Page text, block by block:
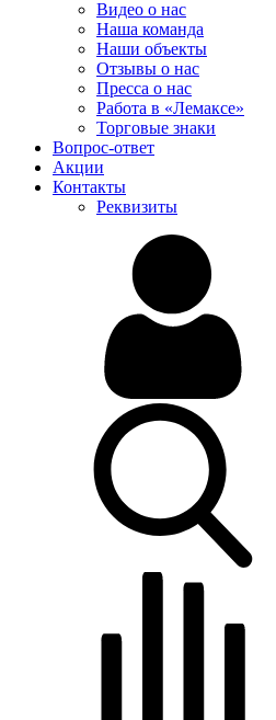
Видео о нас
Наша команда
Наши объекты
Отзывы о нас
Пресса о нас
Работа в «Лемаксе»
Торговые знаки
Вопрос-ответ
Акции
Контакты
Реквизиты